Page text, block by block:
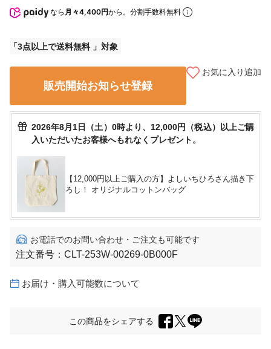
なら 月々4,400円から。分割手数料無料
3点以上で送料無料
販売開始お知らせ登録
お気に入り追加
2026年8月1日（土）0時より、12,000円（税込）以上ご購
入いただいたお客様へもれなくプレゼント。
【12,000円以上ご購入の方】よしいちひろさん描き下
ろし！ オリジナルコットンバッグ
お電話でのお問い合わせ・ご注文も可能です
注文番号： CLT-253W-00269-0B000F
お届け・購入可能数について
この商品をシェアする